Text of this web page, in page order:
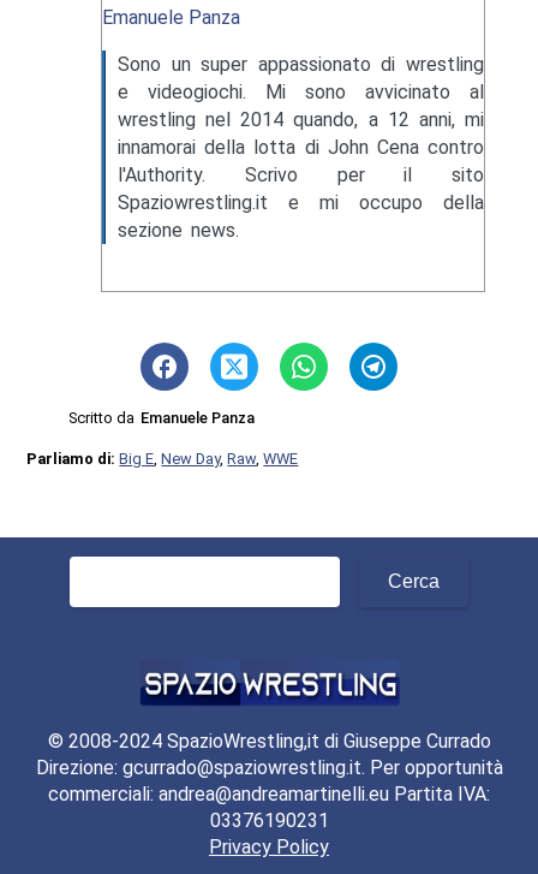
Emanuele Panza
Sono un super appassionato di wrestling
e videogiochi. Mi sono avvicinato al
wrestling nel 2014 quando, a 12 anni, mi
innamorai della lotta di John Cena contro
l'Authority. Scrivo per il sito
Spaziowrestling.it e mi occupo della
sezione news.
Scritto da Emanuele Panza
Parliamo di:Big E ,New Day,Raw,WWE
© 2008-2024 SpazioWrestling,it di Giuseppe Currado
Direzione: gcurrado@spaziowrestling.it. Per opportunità
commerciali: andrea@andreamartinelli.eu Partita IVA:
03376190231
Privacy Policy